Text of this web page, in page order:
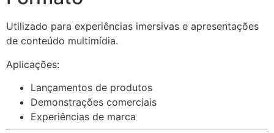
Utilizado para experiências imersivas e apresentações
de conteúdo multimídia.
Aplicações:
Lançamentos de produtos
Demonstrações comerciais
Experiências de marca